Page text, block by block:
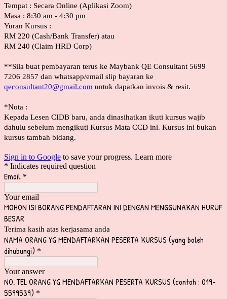
Tempat : Secara Online (Aplikasi Zoom)
Masa : 8:30 am - 4:30 pm
Yuran Kursus :
RM 220 (Cash/Bank Transfer) atau
RM 240 (Claim HRD Corp)
**Sila buat pembayaran terus ke Maybank QE Consultant 5699
7206 2857 dan whatsapp/email slip bayaran ke
qeconsultant20@gmail.com untuk dapatkan invois & resit.
*Nota :
Kepada Lesen CIDB baru, anda dinasihatkan ikuti kursus wajib
dahulu sebelum mengikuti Kursus Mata CCD ini. Kursus ini bukan
kursus tambah bidang.
Sign in to Google to save your progress. Learn more
* Indicates required question
Email *
Your email
MOHON ISI BORANG PENDAFTARAN INI DENGAN MENGGUNAKAN HURUF
BESAR
Terima kasih atas kerjasama anda
NAMA ORANG YG MENDAFTARKAN PESERTA KURSUS (yang boleh
dihubungi) *
Your answer
NO. TEL ORANG YG MENDAFTARKAN PESERTA KURSUS (contoh : 019-
5599539) *